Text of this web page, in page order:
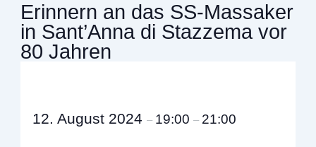
Erinnern an das SS-Massaker
in Sant’Anna di Stazzema vor
80 Jahren
12. August 2024– 19:00– 21:00